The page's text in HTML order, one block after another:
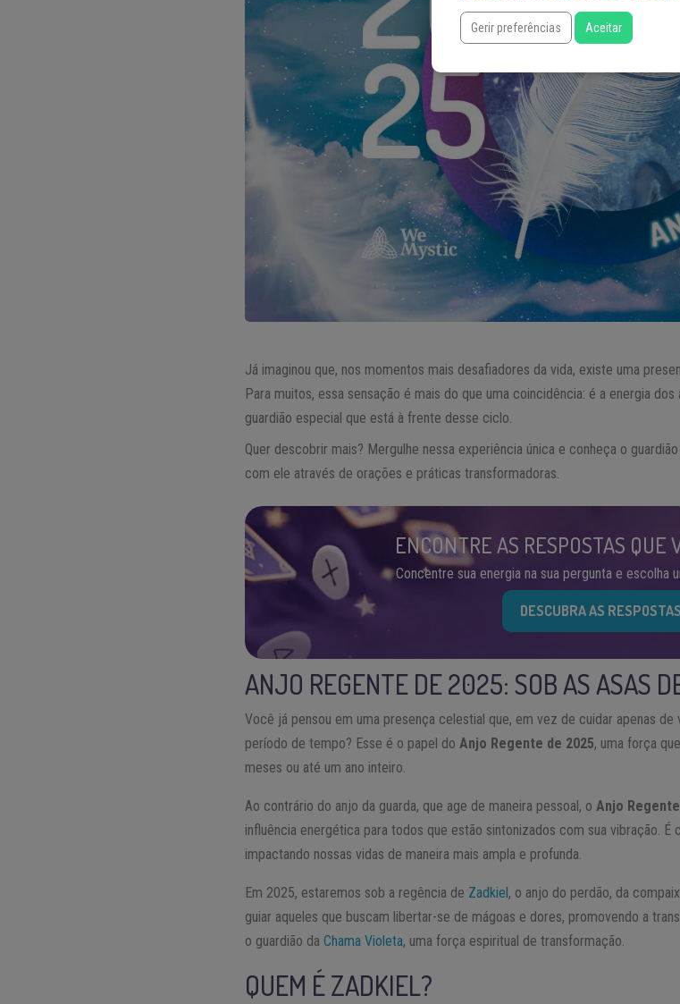
Já imaginou que, nos momentos mais desafiadores da vida, existe uma
Para muitos, essa sensação é mais do que uma coincidência: é a energia
guardião especial que está à frente desse ciclo.
Quer descobrir mais? Mergulhe nessa experiência única e conheça o
com ele através de orações e práticas transformadoras.
ENCONTRE AS RESPOSTAS QUE
Concentre sua energia na sua pergunta e escolha
DESCUBRA AS RESPOSTAS
ANJO REGENTE DE 2025: SOB AS ASAS
Você já pensou em uma presença celestial que, em vez de cuidar apenas
período de tempo? Esse é o papel doAnjo Regente de 2025, uma força
meses ou até um ano inteiro.
Ao contrário do anjo da guarda, que age de maneira pessoal, oAnjo Regente
influência energética para todos que estão sintonizados com sua vibração. É
impactando nossas vidas de maneira mais ampla e profunda.
Em 2025, estaremos sob a regência de Zadkiel , o anjo do perdão, da
guiar aqueles que buscam libertar-se de mágoas e dores, promovendo a
o guardião daChama Violeta, uma força espiritual de transformação.
QUEM É ZADKIEL?
Gerir preferências Aceitar